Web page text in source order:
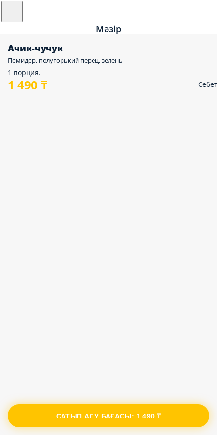
Мәзір
Ачик-чучук
Помидор, полугорький перец, зелень
1 порция.
1 490 ₸
САТЫП АЛУ БАҒАСЫ: 1 490 ₸